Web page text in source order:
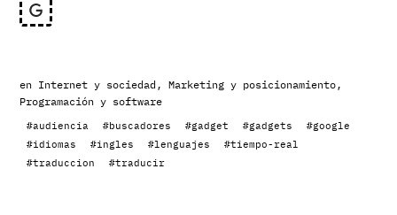
en Internet y sociedad , Marketing y posicionamiento,
Programación y software
#audiencia #buscadores #gadget #gadgets
#google
#idiomas
#ingles #lenguajes
#tiempo-real
#traduccion
#traducir